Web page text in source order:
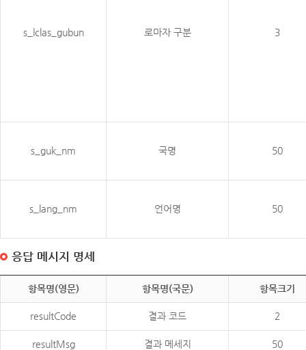
s_lclas_gubun 로마자 구분 3
s_guk_nm 국명 50
s_lang_nm 언어명 50
응답 메시지 명세
항목명(영문) 항목명(국문) 항목크기
resultCode 결과 코드 2
resultMsg 결과 메세지 50